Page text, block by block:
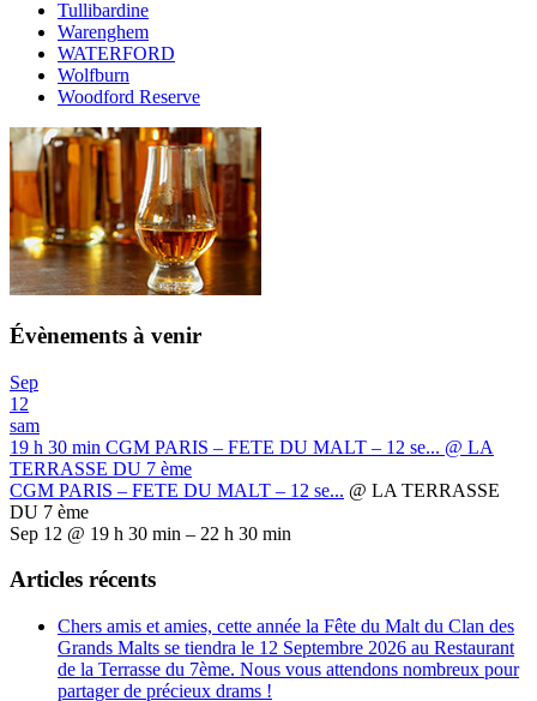
Tullibardine
Warenghem
WATERFORD
Wolfburn
Woodford Reserve
Évènements à venir
Sep
12
sam
19 h 30 min CGM PARIS – FETE DU MALT – 12 se... @ LA
TERRASSE DU 7 ème
CGM PARIS – FETE DU MALT – 12 se... @ LA TERRASSE
DU 7 ème
Sep 12 @ 19 h 30 min – 22 h 30 min
Articles récents
Chers amis et amies, cette année la Fête du Malt du Clan des
Grands Malts se tiendra le 12 Septembre 2026 au Restaurant
de la Terrasse du 7ème. Nous vous attendons nombreux pour
partager de précieux drams !